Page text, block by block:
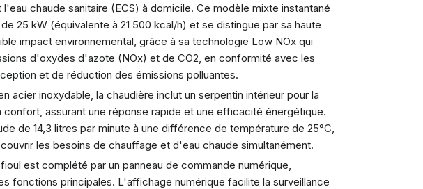
chaude sanitaire (ECS) à domicile. Ce modèle mixte instantané
25 kW (équivalente à 21 500 kcal/h) et se distingue par sa haute
impact environnemental, grâce à sa technologie Low NOx qui
d'oxydes d'azote (NOx) et de CO2, en conformité avec les
et de réduction des émissions polluantes.
acier inoxydable, la chaudière inclut un serpentin intérieur pour la
assurant une réponse rapide et une efficacité énergétique.
de 14,3 litres par minute à une différence de température de 25°C,
les besoins de chauffage et d'eau chaude simultanément.
est complété par un panneau de commande numérique,
fonctions principales. L'affichage numérique facilite la surveillance